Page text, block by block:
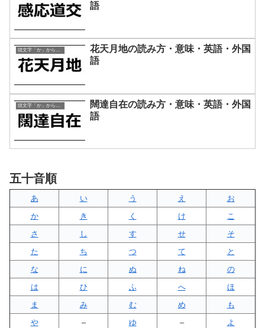
語
頭文字「か」から始まる四字熟語
花天月地の読み方・意味・英語・外国
語
闊達自在の読み方・意味・英語・外国
語
五十音順
あ い う え
お
か
き く け
こ
さ
し す せ
そ
た
ち つ て
と
な
に ぬ ね
の
は
ひ ふ へ
ほ
ま
み む め
も
や
– ゆ –
よ